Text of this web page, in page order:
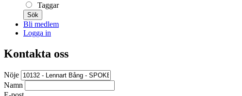
Taggar
Sök
Bli medlem
Logga in
Kontakta oss
Nöje
Namn